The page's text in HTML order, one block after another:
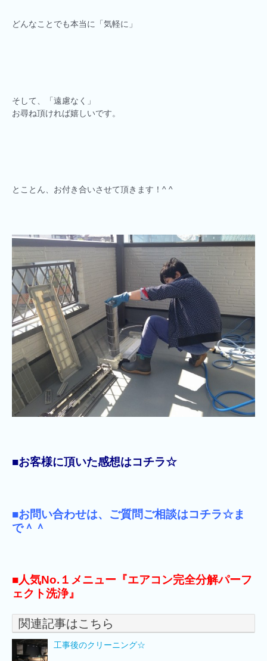
どんなことでも本当に「気軽に」
そして、「遠慮なく」
お尋ね頂ければ嬉しいです。
とことん、お付き合いさせて頂きます！^ ^
■お客様に頂いた感想はコチラ☆
■お問い合わせは、ご質問ご相談はコチラ☆ま
で＾＾
■人気No.１メニュー『エアコン完全分解パーフ
ェクト洗浄』
関連記事はこちら
工事後のクリーニング☆